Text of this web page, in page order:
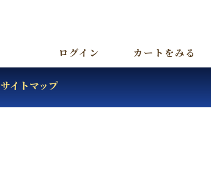
ログイン カートをみる
サイトマップ